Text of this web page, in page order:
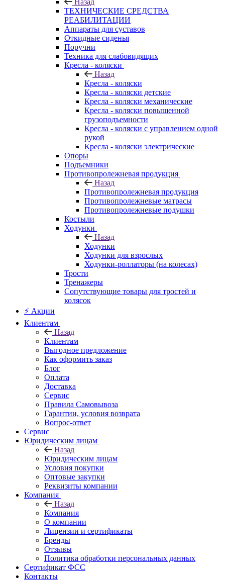
ТЕХНИЧЕСКИЕ СРЕДСТВА
РЕАБИЛИТАЦИИ
Аппараты для суставов
Откидные сиденья
Поручни
Техника для слабовидящих
Кресла - коляски
Назад
Кресла - коляски
Кресла - коляски детские
Кресла - коляски механические
Кресла - коляски повышенной
грузоподъемности
Кресла - коляски с управлением одной
рукой
Кресла - коляски электрические
Опоры
Подъемники
Противопролежневая продукция
Назад
Противопролежневая продукция
Противопролежневые матрасы
Противопролежневые подушки
Костыли
Ходунки
Назад
Ходунки
Ходунки для взрослых
Ходунки-роллаторы (на колесах)
Трости
Тренажеры
Сопутствующие товары для тростей и
колясок
⚡ Акции
Клиентам
Назад
Клиентам
Выгодное предложение
Как оформить заказ
Блог
Оплата
Доставка
Сервис
Правила Самовывоза
Гарантии, условия возврата
Вопрос-ответ
Сервис
Юридическим лицам
Назад
Юридическим лицам
Условия покупки
Оптовые закупки
Реквизиты компании
Компания
Назад
Компания
О компании
Лицензии и сертификаты
Бренды
Отзывы
Политика обработки персональных данных
Сертификат ФСС
Контакты